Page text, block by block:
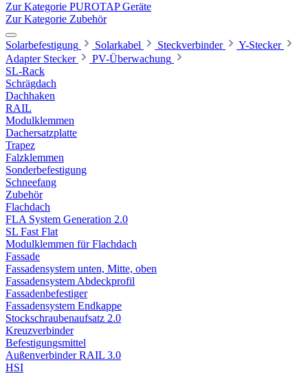
Zur Kategorie PUROTAP Geräte
Zur Kategorie Zubehör
Solarbefestigung Solarkabel Steckverbinder
Y-Stecker
Adapter Stecker
PV-Überwachung
SL-Rack
Schrägdach
Dachhaken
RAIL
Modulklemmen
Dachersatzplatte
Trapez
Falzklemmen
Sonderbefestigung
Schneefang
Zubehör
Flachdach
FLA System Generation 2.0
SL Fast Flat
Modulklemmen für Flachdach
Fassade
Fassadensystem unten, Mitte, oben
Fassadensystem Abdeckprofil
Fassadenbefestiger
Fassadensystem Endkappe
Stockschrauben­aufsatz 2.0
Kreuzverbinder
Befestigungsmittel
Außenverbinder RAIL 3.0
HSI